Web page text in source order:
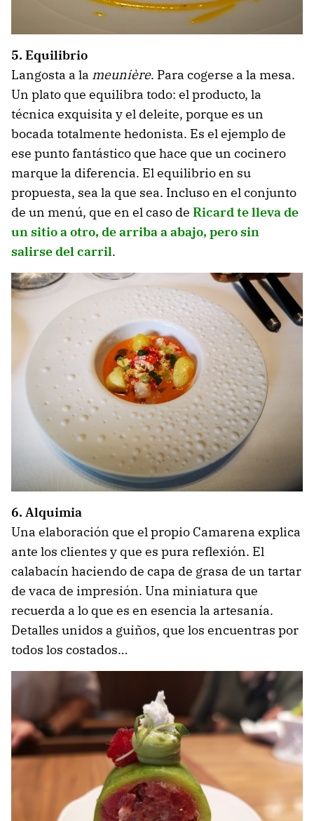
5. Equilibrio
Langosta a la meunière. Para cogerse a la mesa.
Un plato que equilibra todo: el producto, la
técnica exquisita y el deleite, porque es un
bocada totalmente hedonista. Es el ejemplo de
ese punto fantástico que hace que un cocinero
marque la diferencia. El equilibrio en su
propuesta, sea la que sea. Incluso en el conjunto
de un menú, que en el caso de Ricard te lleva de
un sitio a otro, de arriba a abajo, pero sin
salirse del carril.
6. Alquimia
Una elaboración que el propio Camarena explica
ante los clientes y que es pura reflexión. El
calabacín haciendo de capa de grasa de un tartar
de vaca de impresión. Una miniatura que
recuerda a lo que es en esencia la artesanía.
Detalles unidos a guiños, que los encuentras por
todos los costados…